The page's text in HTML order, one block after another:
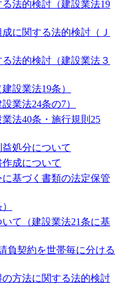
法的検討（建設業法19
に関する法的検討（Ｊ
法的検討（建設業法３
設業法19条）
業法24条の7）
法40条・施行規則25
処分について
成について
基づく書類の法定保管
て（建設業法21条に基
負契約を世帯毎に分ける
方法に関する法的検討